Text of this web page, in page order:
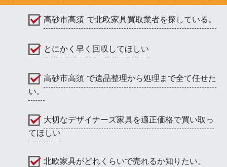
高砂市高須 で北欧家具買取業者を探している。
とにかく早く回収してほしい
高砂市高須 で遺品整理から処理まで全て任せた
い。
大切なデザイナーズ家具を適正価格で買い取っ
てほしい
北欧家具がどれくらいで売れるか知りたい。